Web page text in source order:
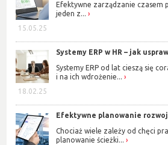
15.05.25
Efektywne zarządzanie czasem
jeden z...
18.02.25
Systemy ERP w HR – jak
Systemy ERP od lat cieszą się
i na ich wdrożenie...
Efektywne planowanie
Chociaż wiele zależy od chęci
planowanie ścieżki...